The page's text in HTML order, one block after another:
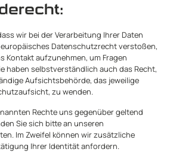
wir bei der Verarbeitung Ihrer Daten
Datenschutzrecht verstoßen,
Kontakt aufzunehmen, um Fragen
haben selbstverständlich auch das Recht,
Aufsichtsbehörde, das jeweilige
zu wenden.
Rechte uns gegenüber geltend
Sie sich bitte an unseren
Im Zweifel können wir zusätzliche
Ihrer Identität anfordern.